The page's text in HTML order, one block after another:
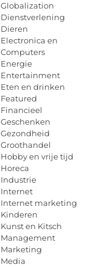
Globalization
Dienstverlening
Dieren
Electronica en
Computers
Energie
Entertainment
Eten en drinken
Featured
Financieel
Geschenken
Gezondheid
Groothandel
Hobby en vrije tijd
Horeca
Industrie
Internet
Internet marketing
Kinderen
Kunst en Kitsch
Management
Marketing
Media